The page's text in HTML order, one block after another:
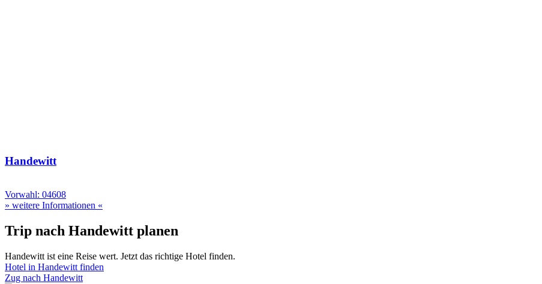
Handewitt
Vorwahl: 04608
» weitere Informationen «
Trip nach Handewitt planen
Handewitt ist eine Reise wert. Jetzt das richtige Hotel finden.
Hotel in Handewitt finden
Zug nach Handewitt